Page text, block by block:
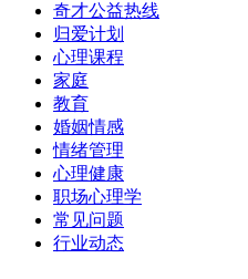
奇才公益热线
归爱计划
心理课程
家庭
教育
婚姻情感
情绪管理
心理健康
职场心理学
常见问题
行业动态